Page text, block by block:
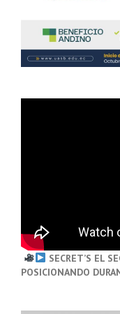
SECRET’S EL
POSICIONANDO